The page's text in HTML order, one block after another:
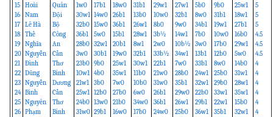
15
16
17
18
19
20
21
22
23
24
25
26
Hoài
Nam
Lê Hà
Thế
Nghĩa
Nguyễn
Đình
Dũng
Nguyễn
Bình
Nguyên
Phạm
Quân
Đội
Bộ
Công
An
Cần
Thơ
Bình
Dương
Cần
Thơ
Bình
1w0
30w1
32b0
36b1
28b0
3w0
23b0
10w1
21w1
25w1
24b0
31w0
17b1
14w0
15w0
5w0
32w1
30b1
9b0
4b0
3b0
12b0
13w0
29b1
18w0
26b1
36b1
15b1
20b1
19w0
25w1
35w1
7w0
27b0
21b0
16w0
31b1
13b0
26w1
28w1
8w1
32b1
30w1
11b0
10b0
6w0
34w0
17b0
29w1
10w0
8b0
3b½
2w0
33b½
22b1
21w0
31w0
26b1
36b1
24w0
27w1
32b1
9w0
14w1
10b½
34w1
7w0
28b0
35b1
29w0
26w1
25b0
5b0
8w0
34b1
7b0
3w0
13b1
33b1
24w1
32w1
22b0
29b1
36w1
9b0
31b1
19w1
10w0
17b0
12b0
8w0
25b0
29b0
33w1
22w1
35b1
25w1
18w1
27b1
16b0
29w1
5w0
14b0
31w1
28w1
35w1
15b0
32w1
5
5
5
4.5
4.5
4.5
4
4
4
4
4
4